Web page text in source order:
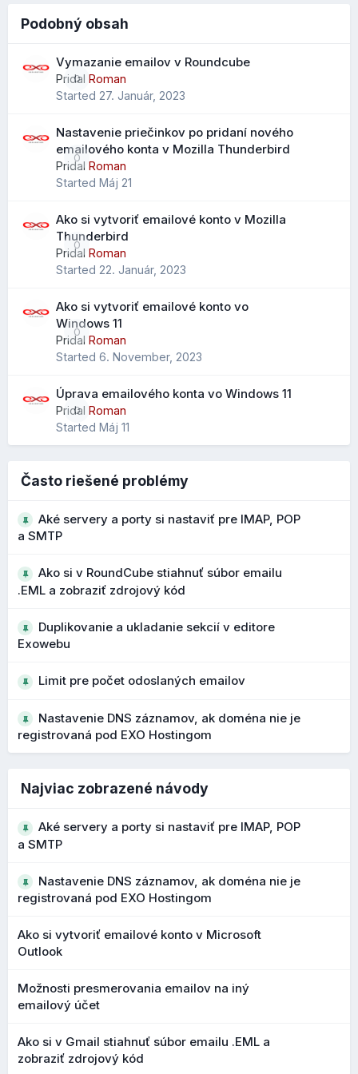
Vo väčších schránkach je tak možné nájsť konkrétne
postupom ako ich používať, nájdete v našom novom
návodeVyhľadávanie emailových správ v Roundcube
pomocou syntaxe
Vylepšený import kontaktov
Pri importe .CSV súborov je možné mapovať údaje na
výber ako v starších verziách.
Čo to prináša?
jednoduchší prechod z Outlooku alebo iných klientov
lepšie zachovanie telefónov, poznámok a ďalších polí
Pribudol nový parameter "scope" pre vyhľadávanie
kontaktov, ktorý rozširuje možnosti filtrovania a
vyhľadávania v adresári.
Čo to prináša?
rýchlejšie nájdenie konkrétneho kontaktu
Bezpečnejšie upozornenia na podozrivé
Počas vývoja 1.7 boli vylepšené upozornenia na
odosielateľov. Pri podozrivých doménach alebo
podobných názvoch sa zobrazujú výraznejšie varovania.
Čo to prináša?
lepšie rozpoznanie phishingových správ
mailmi
Zobrazenie stránky na počítači:
Zobrazenie stránky na mobile:
Vylepšený editor štýlov a farieb
samotného editora štýlov a farieb. Režim návrhu v editore
webových stránok vám teraz poskytuje jasnejší a
intuitívnejší spôsob ovládania vzhľadu a stránky.
Vďaka aktualizovanému rozhraniu a rýchlejšiemu prístupu k
ovládacím prvkom návrhu teraz môžete robiť rozhodnutia o
Kľúčové výhody nového dizajnu:
návrhu
náhľady párovania písiem pre rýchlejšie porovnanie a
Podobný obsah
0
Vymazanie emailov v Roundcube
Pridal Roman
Started 27. Január, 2023
0
Nastavenie priečinkov po pridaní nového
emailového konta v Mozilla Thunderbird
Pridal Roman
Started Máj 21
0
Ako si vytvoriť emailové konto v Mozilla
Thunderbird
Pridal Roman
Started 22. Január, 2023
0
Ako si vytvoriť emailové konto vo
Windows 11
Pridal Roman
Started 6. November, 2023
0
Úprava emailového konta vo Windows 11
Pridal Roman
Started Máj 11
Často riešené problémy
Aké servery a porty si nastaviť pre IMAP, POP
a SMTP
Ako si v RoundCube stiahnuť súbor emailu
.EML a zobraziť zdrojový kód
Duplikovanie a ukladanie sekcií v editore
Exowebu
Limit pre počet odoslaných emailov
Nastavenie DNS záznamov, ak doména nie je
registrovaná pod EXO Hostingom
Najviac zobrazené návody
Aké servery a porty si nastaviť pre IMAP, POP
a SMTP
Nastavenie DNS záznamov, ak doména nie je
registrovaná pod EXO Hostingom
Ako si vytvoriť emailové konto v Microsoft
Outlook
Možnosti presmerovania emailov na iný
emailový účet
Ako si v Gmail stiahnuť súbor emailu .EML a
zobraziť zdrojový kód